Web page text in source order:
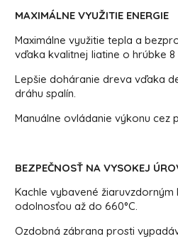
MAXIMÁLNE VYUŽITIE ENERGIE
Maximálne využitie tepla a
vďaka kvalitnej liatine o hrúbke 8
Lepšie doháranie dreva vďaka
dráhu spalín.
Manuálne ovládanie výkonu cez
BEZPEČNOSŤ NA VYSOKEJ
Kachle vybavené
odolnosťou až do 660°C.
Ozdobná zábrana prosti